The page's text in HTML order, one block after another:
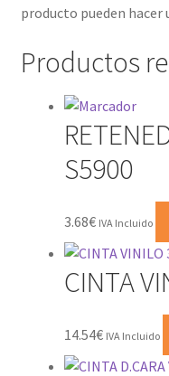
producto pueden hacer
Productos
S5900
3.68€ IVA Incluido
CINTA
14.54€ IVA Incluido